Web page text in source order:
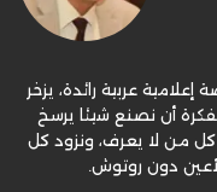
عربية رائدة، يزخر
أن نصنع شيئا يرسخ
كل من لا يعرف، ونزود كل
دون روتوش.